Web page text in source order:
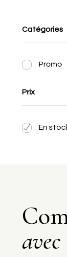
Catégories
Promo
Prix
En